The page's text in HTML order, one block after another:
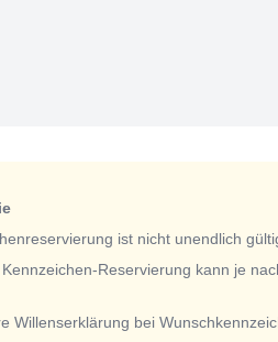
ist nicht unendlich
Reservierung kann je
Willenserklärung bei